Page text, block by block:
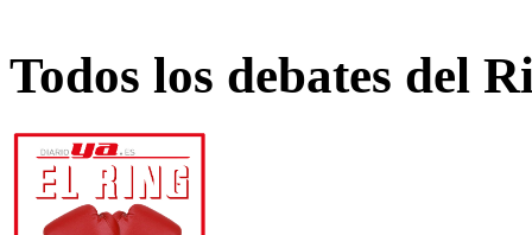
Todos los debates del